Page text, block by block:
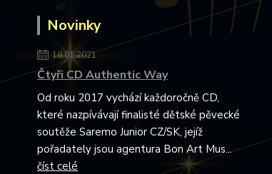
Novinky
18.01.2021
Čtyři CD Authentic Way
Od roku 2017 vychází každoročně CD,
které nazpívávají finalisté dětské pěvecké
soutěže Saremo Junior CZ/SK, jejíž
pořadately jsou agentura Bon Art Mus...
číst celé